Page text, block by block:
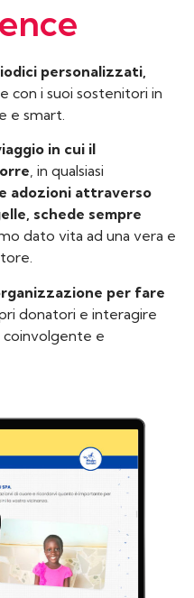
personalizzati,
con i suoi sostenitori in
e smart.
in cui il
, in qualsiasi
adozioni attraverso
schede sempre
dato vita ad una vera e
per fare
donatori e interagire
e